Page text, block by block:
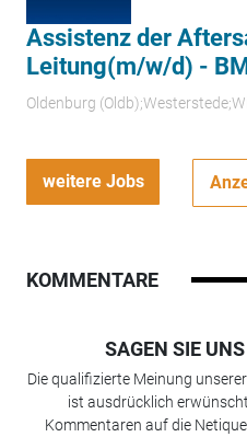
Assistenz der
Leitung(m/w/d) -
Oldenburg
weitere Jobs
KOMMENTARE
SAGEN SIE
Die qualifizierte Meinung
ist ausdrücklich
Kommentaren auf die